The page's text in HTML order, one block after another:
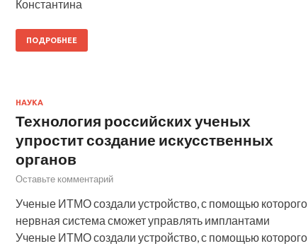
Константина
ПОДРОБНЕЕ
НАУКА
Технология российских ученых
упростит создание искусственных
органов
Оставьте комментарий
Ученые ИТМО создали устройство, с помощью которого
нервная система сможет управлять имплантами
Ученые ИТМО создали устройство, с помощью которого